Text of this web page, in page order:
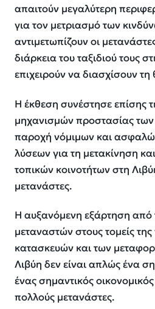
απαιτούν μεγαλύτερη
για τον μετριασμό των
αντιμετωπίζουν οι
διάρκεια του ταξιδιού τους
επιχειρούν να διασχίσουν
Η έκθεση συνέστησε επίσης
μηχανισμών προστασίας
παροχή νόμιμων και
λύσεων για τη μετακίνηση
τοπικών κοινοτήτων στη
μετανάστες.
Η αυξανόμενη εξάρτηση από
μεταναστών στους τομείς
κατασκευών και των
Λιβύη δεν είναι απλώς ένα
ένας σημαντικός
πολλούς μετανάστες.